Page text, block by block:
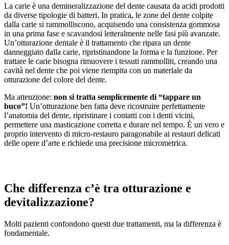
La carie è una demineralizzazione del dente causata da acidi prodotti
da diverse tipologie di batteri. In pratica, le zone del dente colpite
dalla carie si rammolliscono, acquisendo una consistenza gommosa
in una prima fase e scavandosi letteralmente nelle fasi più avanzate.
Un’otturazione dentale è il trattamento che ripara un dente
danneggiato dalla carie, ripristinandone la forma e la funzione. Per
trattare le carie bisogna rimuovere i tessuti rammolliti, creando una
cavità nel dente che poi viene riempita con un materiale da
otturazione del colore del dente.
Ma attenzione: non si tratta semplicemente di “tappare un
buco”! Un’otturazione ben fatta deve ricostruire perfettamente
l’anatomia del dente, ripristinare i contatti con i denti vicini,
permettere una masticazione corretta e durare nel tempo. È un vero e
proprio intervento di micro-restauro paragonabile ai restauri delicati
delle opere d’arte e richiede una precisione micrometrica.
Che differenza c’è tra otturazione e
devitalizzazione?
Molti pazienti confondono questi due trattamenti, ma la differenza è
fondamentale.